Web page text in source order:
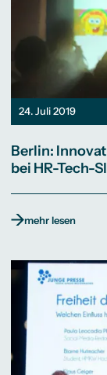
24. Juli 2019
Berlin:
bei HR-Tech-
mehr lesen